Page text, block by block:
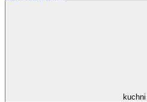
kuchni